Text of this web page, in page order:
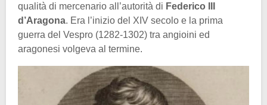
qualità di mercenario all’autorità di Federico III
d’Aragona. Era l’inizio del XIV secolo e la prima
guerra del Vespro (1282-1302) tra angioini ed
aragonesi volgeva al termine.